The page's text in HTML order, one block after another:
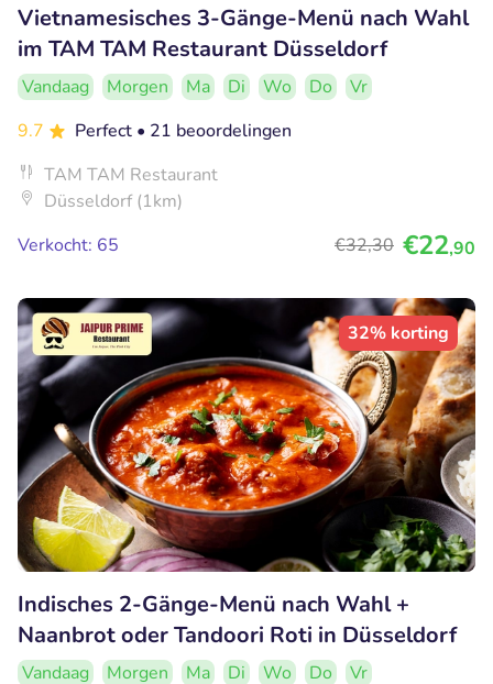
Vietnamesisches 3-Gänge-Menü nach Wahl
im TAM TAM Restaurant Düsseldorf
Vandaag Morgen Ma Di Wo Do
Vr
9.7
Perfect • 21 beoordelingen
TAM TAM Restaurant
Düsseldorf (1km)
Verkocht: 65
€32,30 €22,90
32% korting
Indisches 2-Gänge-Menü nach Wahl +
Naanbrot oder Tandoori Roti in Düsseldorf
Vandaag Morgen Ma Di Wo Do Vr